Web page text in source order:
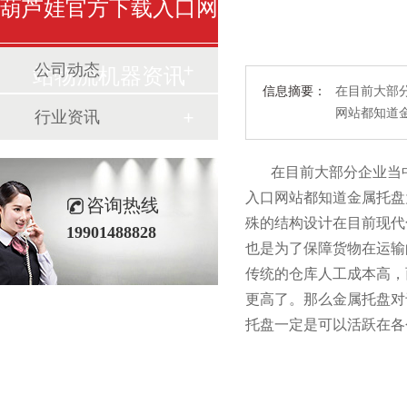
信息摘要：
在目前大部
网站都知道
在目前大部分企业当中
入口网站都知道金属托盘
殊的结构设计在目前现代
也是为了保障货物在运输
传统的仓库人工成本高
更高了。那么金属托
托盘一定是可以活跃在各
葫芦娃官方下载入口网
站物流机器资讯
公司动态
行业资讯
咨询热线
19901488828